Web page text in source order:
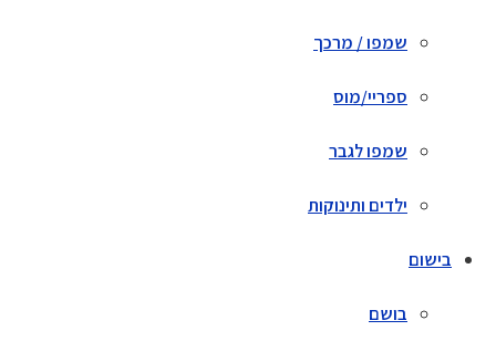
שמפו / מרכך
ספריי/מוס
שמפו לגבר
ילדים ותינוקות
בישום
בושם